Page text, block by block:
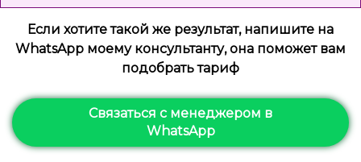
Если хотите такой же результат, напишите на
WhatsApp моему консультанту, она поможет вам
подобрать тариф
Связаться с менеджером в
WhatsApp